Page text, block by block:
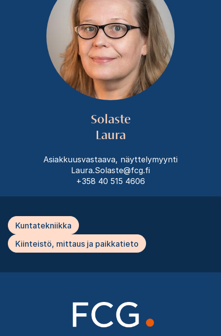
Solaste
Laura
Asiakkuusvastaava, näyttelymyynti
Laura.Solaste@fcg.fi
+358 40 515 4606
Kuntatekniikka
Kiinteistö, mittaus ja paikkatieto